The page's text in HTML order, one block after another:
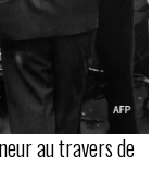
au travers de